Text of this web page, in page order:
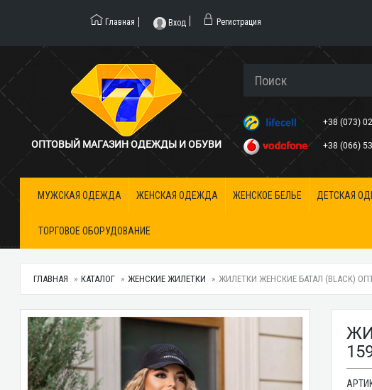
Главная Вход Регистрация
ОПТОВЫЙ МАГАЗИН ОДЕЖДЫ И ОБУВИ
+38 (073)
+38 (066)
МУЖСКАЯ ОДЕЖДА ЖЕНСКАЯ ОДЕЖДА ЖЕНСКОЕ БЕЛЬЕ ДЕТСКАЯ
ТОРГОВОЕ ОБОРУДОВАНИЕ
ГЛАВНАЯ КАТАЛОГ ЖЕНСКИЕ ЖИЛЕТКИ ЖИЛЕТКИ ЖЕНСКИЕ БАТАЛ (BLACK)